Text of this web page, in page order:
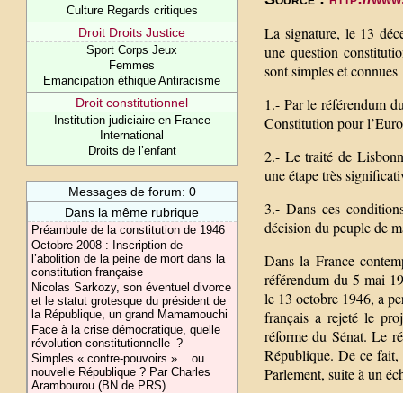
Culture Regards critiques
Droit Droits Justice
Sport Corps Jeux
Femmes
Emancipation éthique Antiracisme
Droit constitutionnel
Institution judiciaire en France
International
Droits de l’enfant
Messages de forum: 0
Dans la même rubrique
Préambule de la constitution de 1946
Octobre 2008 : Inscription de
l’abolition de la peine de mort dans la
constitution française
Nicolas Sarkozy, son éventuel divorce
et le statut grotesque du président de
la République, un grand Mamamouchi
Face à la crise démocratique, quelle
révolution constitutionnelle ?
Simples « contre-pouvoirs »... ou
nouvelle République ? Par Charles
Arambourou (BN de PRS)
La signature, le 13
une question
sont simples et connues
1.- Par le référendum
Constitution pour
2.- Le traité de
une étape très
3.- Dans ces
décision du peuple de
Dans la France
référendum du 5 mai
le 13 octobre 1946, a
français a rejeté le
réforme du Sénat. Le
République. De ce fait,
Parlement, suite à un